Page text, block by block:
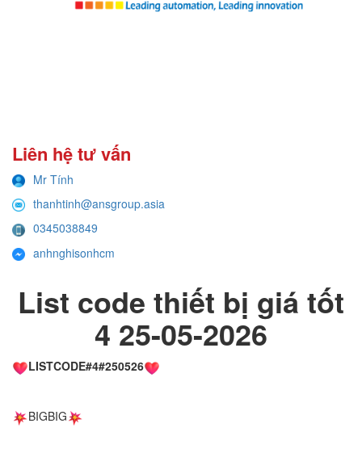
Liên hệ tư vấn
Mr Tính
thanhtinh@ansgroup.asia
0345038849
anhnghisonhcm
List code thiết bị giá tốt
4 25-05-2026
LISTCODE#4#250526
BIGBIG